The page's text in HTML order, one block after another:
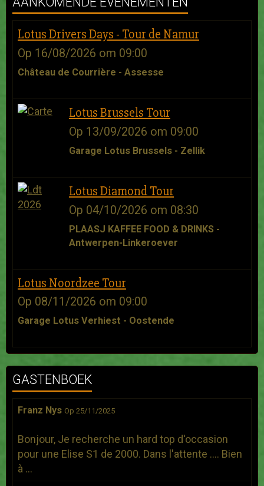
Lotus Drivers Days - Tour de Namur
Op 16/08/2026 om 09:00
Château de Courrière - Assesse
Lotus Brussels Tour
Op 13/09/2026 om 09:00
Garage Lotus Brussels - Zellik
Lotus Diamond Tour
Op 04/10/2026 om 08:30
PLAASJ KAFFEE FOOD & DRINKS -
Antwerpen-Linkeroever
Lotus Noordzee Tour
Op 08/11/2026 om 09:00
Garage Lotus Verhiest - Oostende
GASTENBOEK
Franz Nys Op 25/11/2025
Bonjour, Je recherche un hard top d'occasion
pour une Elise S1 de 2000. Dans l'attente .... Bien
à ...